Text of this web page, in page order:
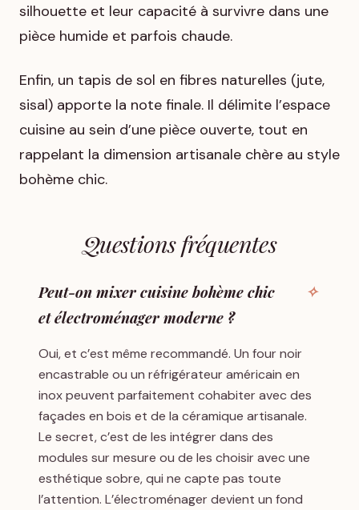
silhouette et leur capacité à survivre dans une
pièce humide et parfois chaude.
Enfin, un tapis de sol en fibres naturelles (jute,
sisal) apporte la note finale. Il délimite l’espace
cuisine au sein d’une pièce ouverte, tout en
rappelant la dimension artisanale chère au style
bohème chic.
Questions fréquentes
Peut-on mixer cuisine bohème chic
et électroménager moderne ?
Oui, et c’est même recommandé. Un four noir
encastrable ou un réfrigérateur américain en
inox peuvent parfaitement cohabiter avec des
façades en bois et de la céramique artisanale.
Le secret, c’est de les intégrer dans des
modules sur mesure ou de les choisir avec une
esthétique sobre, qui ne capte pas toute
l’attention. L’électroménager devient un fond